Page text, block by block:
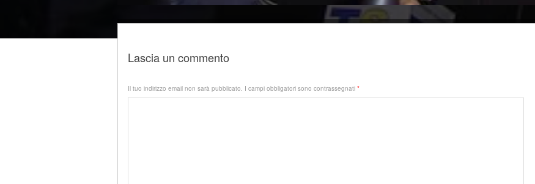
Lascia un commento
Il tuo indirizzo email non sarà pubblicato. I campi obbligatori sono contrassegnati *